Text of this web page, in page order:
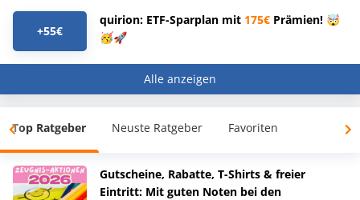
+55€
quirion: ETF-Sparplan mit 175€ Prämien! 🤯
🥳🚀
Alle anzeigen
Top Ratgeber Neuste Ratgeber Favoriten
Gutscheine, Rabatte, T-Shirts & freier
Eintritt: Mit guten Noten bei den